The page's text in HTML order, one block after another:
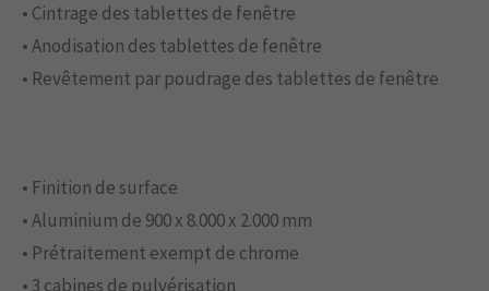
• Cintrage des tablettes de fenêtre
• Anodisation des tablettes de fenêtre
• Revêtement par poudrage des tablettes de fenêtre
• Finition de surface
• Aluminium de 900 x 8.000 x 2.000 mm
• Prétraitement exempt de chrome
• 3 cabines de pulvérisation